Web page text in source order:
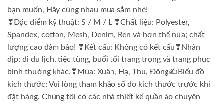
bạn muốn, Hãy cùng nhau mua sắm nhé!
❣Đặc điểm kỹ thuật: S / M / L ❣Chất liệu: Polyester,
Spandex, cotton, Mesh, Denim, Ren và hơn thế nữa; chất
lượng cao đảm bảo! ❣Kết cấu: Không có kết cấu❣Nhân
dịp: đi du lịch, tiệc tùng, buổi tối trang trọng và trang phục
bình thường khác.❣Mùa: Xuân, Hạ, Thu, Đông✍Biểu đồ
kích thước: Vui lòng tham khảo số đo kích thước trước khi
đặt hàng. Chúng tôi có các nhà thiết kế quần áo chuyên